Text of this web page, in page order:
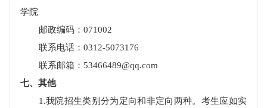
学院
邮政编码： 071002
联系电话： 0312-5073176
联系邮箱： 53466489@qq.com
七、其他
1.我院招生类别分为定向和非定向两种。考生应如实